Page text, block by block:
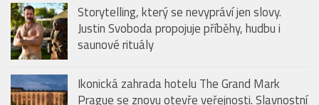
SPA RESORTY
Justin Svoboda propojuje příběhy, hudbu i
saunové rituály